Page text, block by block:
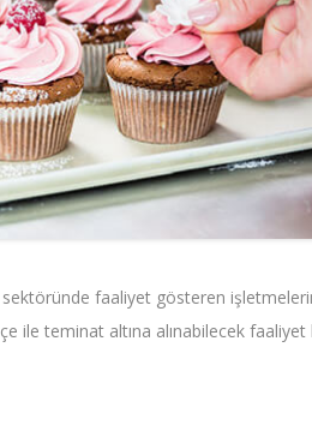
sektöründe faaliyet gösteren
ile teminat altına alınabilecek faaliyet